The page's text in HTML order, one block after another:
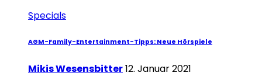
Specials
AGM-Family-Entertainment-Tipps: Neue Hörspiele
Mikis Wesensbitter12. Januar 2021